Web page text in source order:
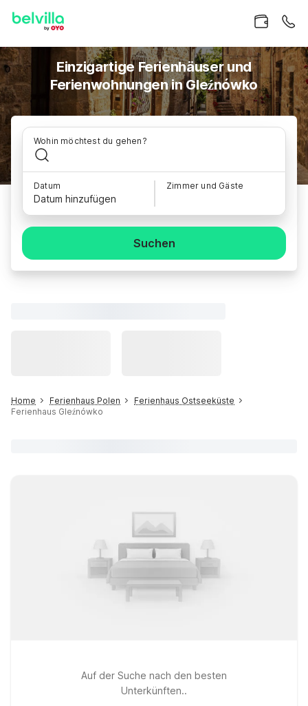
Einzigartige Ferienhäuser und
Ferienwohnungen in Gleźnówko
Wohin möchtest du gehen?
Datum
Datum hinzufügen
Zimmer und Gäste
Suchen
Home Ferienhaus Polen
Ferienhaus Ostseeküste
Ferienhaus Gleźnówko
Auf der Suche nach den besten
Unterkünften..